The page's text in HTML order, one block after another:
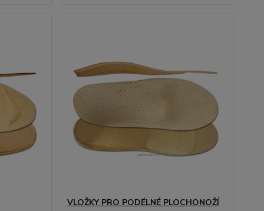
VLOŽKY PRO PODÉLNÉ PLOCHONOŽÍ